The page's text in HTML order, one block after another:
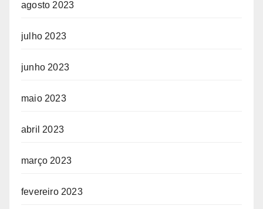
agosto 2023
julho 2023
junho 2023
maio 2023
abril 2023
março 2023
fevereiro 2023